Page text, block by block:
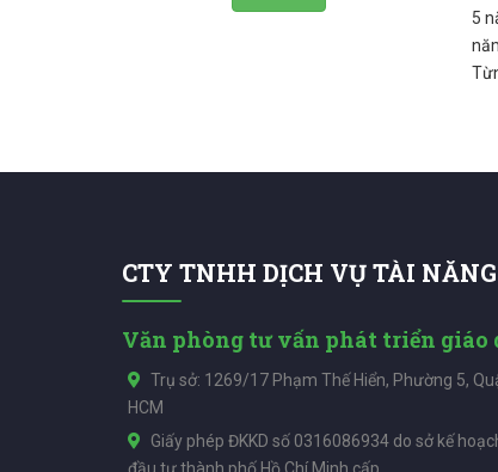
5
CTY TNHH DỊCH VỤ TÀI
Văn phòng tư vấn phát triển giáo
Trụ sở: 1269/17 Phạm Thế Hiển, Phường 5,
HCM
Giấy phép ĐKKD số 0316086934 do sở kế